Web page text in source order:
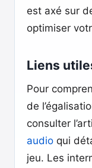
est axé sur
optimiser
Liens
Pour
de
consulter
audio qui
jeu. Les